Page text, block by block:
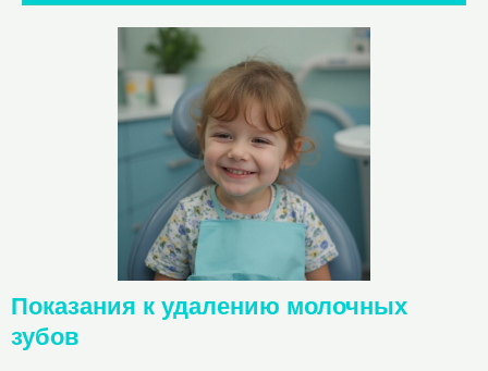
Показания к удалению молочных
зубов